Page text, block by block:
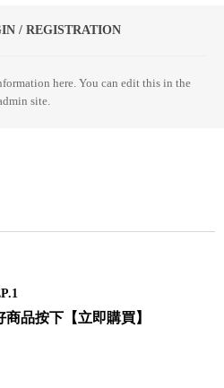
/ REGISTRATION
here. You can edit this in the
site.
商品按下【立即購買】